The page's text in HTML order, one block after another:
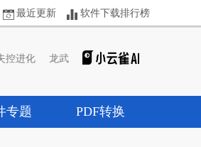
最近更新 软件下载排行榜
控进化 龙武
专题 PDF转换